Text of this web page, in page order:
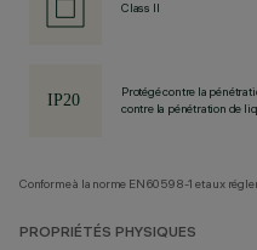
Class II
Protégé contre la
contre la pénétration de
Conforme à la norme EN60598-1 et aux
PROPRIÉTÉS PHYSIQUES